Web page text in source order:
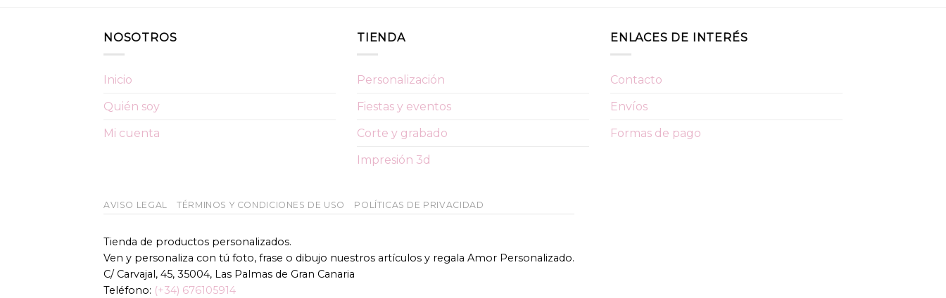
NOSOTROS
Inicio
Quién soy
Mi cuenta
TIENDA
Personalización
Fiestas y eventos
Corte y grabado
Impresión 3d
ENLACES DE INTERÉS
Contacto
Envíos
Formas de pago
AVISO LEGAL TÉRMINOS Y CONDICIONES DE USO POLÍTICAS DE PRIVACIDAD
Tienda de productos personalizados.
Ven y personaliza con tú foto, frase o dibujo nuestros artículos y regala Amor Personalizado.
C/ Carvajal, 45, 35004, Las Palmas de Gran Canaria
Teléfono: (+34) 676105914